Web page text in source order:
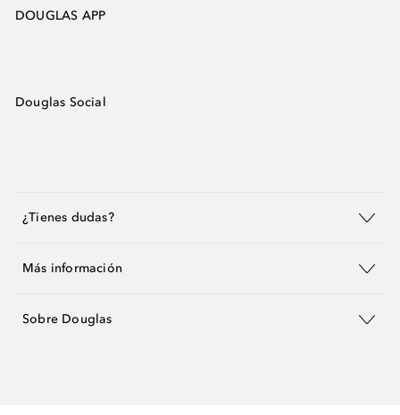
DOUGLAS APP
Douglas Social
¿Tienes dudas?
Más información
Sobre Douglas